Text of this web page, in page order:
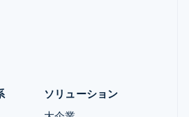
ソリューション